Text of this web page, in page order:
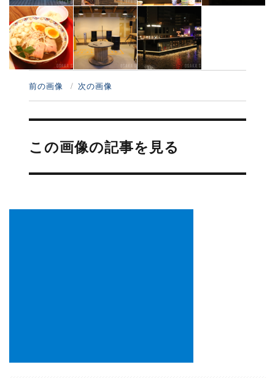
前の画像 次の画像
投
ナ
ビ
ー
この画像の記事を見る